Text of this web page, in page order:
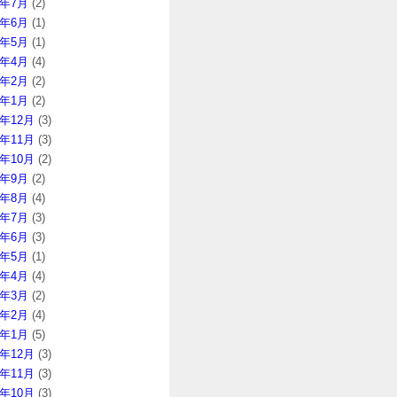
7月 (2)
6月 (1)
5月 (1)
4月 (4)
2月 (2)
1月 (2)
12月 (3)
11月 (3)
10月 (2)
9月 (2)
8月 (4)
7月 (3)
6月 (3)
5月 (1)
4月 (4)
3月 (2)
2月 (4)
1月 (5)
12月 (3)
11月 (3)
10月 (3)